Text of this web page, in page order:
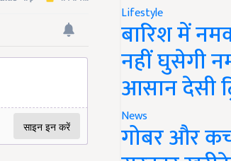
Lifestyle
बारिश में
नहीं घुसेगी
आसान देसी
News
गोबर और